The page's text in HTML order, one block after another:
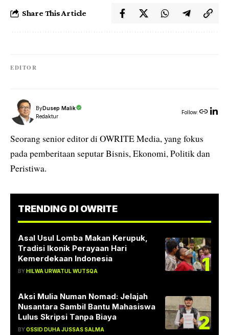
Share This Article
EDITOR
ByDusep Malik
Redaktur
Follow:
Seorang senior editor di OWRITE Media, yang fokus
pada pemberitaan seputar Bisnis, Ekonomi, Politik dan
Peristiwa.
TRENDING DI OWRITE
Asal Usul Lomba Makan Kerupuk,
Tradisi Ikonik Perayaan Hari
Kemerdekaan Indonesia
BY HILWA URWATUL WUTSQA 1
Aksi Mulia Numan Nomad: Jelajah
Nusantara Sambil Bantu Mahasiswa
Lulus Skripsi Tanpa Biaya
BYOSSID DUHA JUSSAS SALMA 2